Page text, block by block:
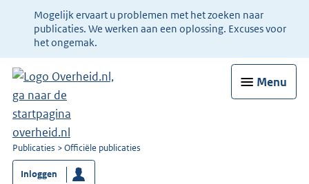
Ter
informatie:
Mogelijk ervaart u problemen met het zoeken naar
publicaties. We werken aan een oplossing. Excuses voor
het ongemak.
Menu
U
bent
nu
Publicaties Officiële publicaties
Inloggen